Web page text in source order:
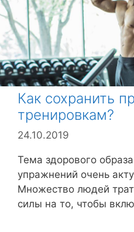
и
к
и
Как сохранить
тренировкам?
24.10.2019
Тема здорового
упражнений очень
Множество людей
силы на то, чтобы